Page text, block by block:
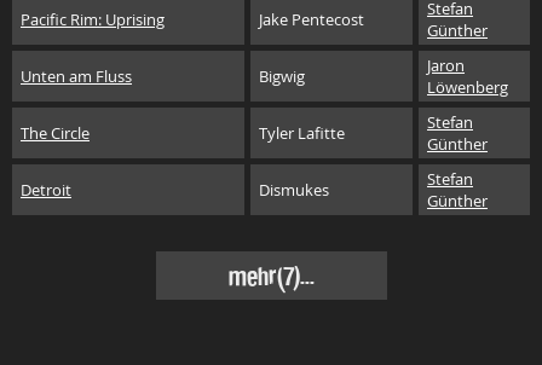
Pacific Rim: Uprising Jake Pentecost
Stefan
Günther
Unten am Fluss Bigwig
Jaron
Löwenberg
The Circle Tyler Lafitte
Stefan
Günther
Detroit Dismukes
Stefan
Günther
mehr(7)...